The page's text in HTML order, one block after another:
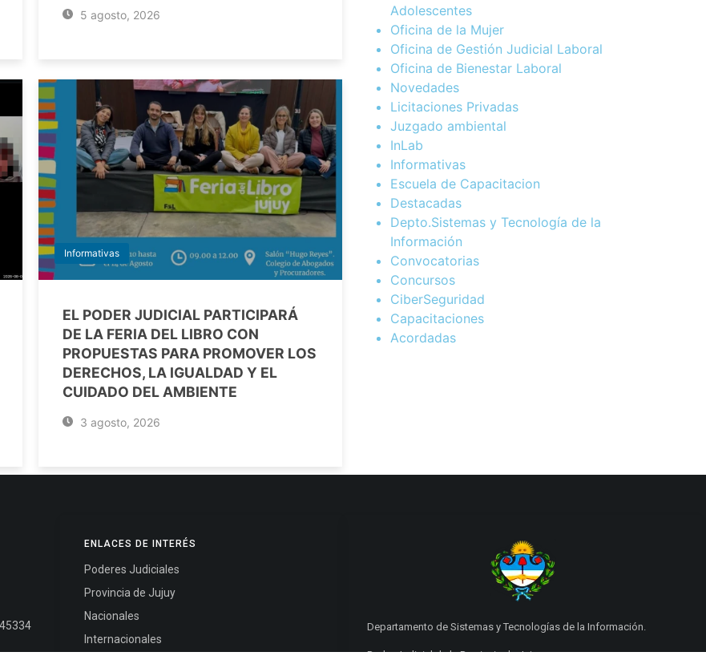
5 agosto, 2026
Informativas
EL PODER JUDICIAL PARTICIPARÁ
DE LA FERIA DEL LIBRO CON
PROPUESTAS PARA PROMOVER LOS
DERECHOS, LA IGUALDAD Y EL
CUIDADO DEL AMBIENTE
3 agosto, 2026
Adolescentes
Oficina de la Mujer
Oficina de Gestión Judicial Laboral
Oficina de Bienestar Laboral
Novedades
Licitaciones Privadas
Juzgado ambiental
InLab
Informativas
Escuela de Capacitacion
Destacadas
Depto.Sistemas y Tecnología de la
Información
Convocatorias
Concursos
CiberSeguridad
Capacitaciones
Acordadas
ENLACES DE INTERÉS
Poderes Judiciales
Provincia de Jujuy
Nacionales
Internacionales
Departamento de Sistemas y Tecnologías de la Información.
Poder Judicial de la Provincia de Jujuy